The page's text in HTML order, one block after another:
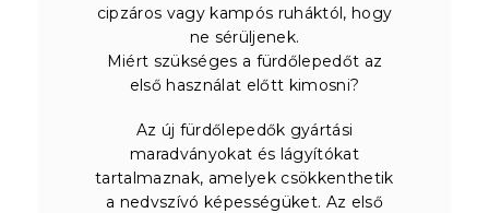
cipzáros vagy kampós ruháktól, hogy
ne sérüljenek.
Miért szükséges a fürdőlepedőt az
első használat előtt kimosni?
Az új fürdőlepedők gyártási
maradványokat és lágyítókat
tartalmaznak, amelyek csökkenthetik
a nedvszívó képességüket. Az első